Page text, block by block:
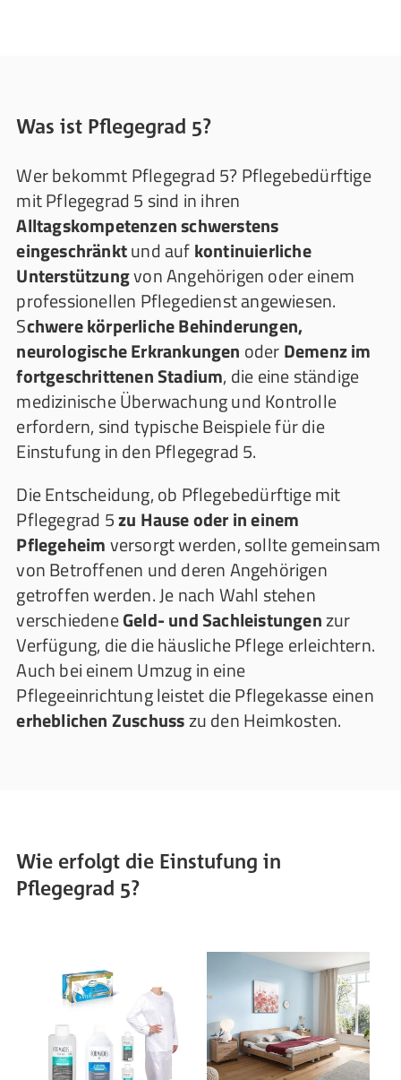
Was ist Pflegegrad 5?
Wer bekommt Pflegegrad 5? Pflegebedürftige
mit Pflegegrad 5 sind in ihren
Alltagskompetenzen schwerstens
eingeschränktund aufkontinuierliche
Unterstützungvon Angehörigen oder einem
professionellen Pflegedienst angewiesen.
Schwere körperliche Behinderungen,
neurologische Erkrankungen oderDemenz im
fortgeschrittenen Stadium, die eine ständige
medizinische Überwachung und Kontrolle
erfordern, sind typische Beispiele für die
Einstufung in den Pflegegrad 5.
Die Entscheidung, ob Pflegebedürftige mit
Pflegegrad 5zu Hause oder in einem
Pflegeheimversorgt werden, sollte gemeinsam
von Betroffenen und deren Angehörigen
getroffen werden. Je nach Wahl stehen
verschiedeneGeld- und Sachleistungenzur
Verfügung, die die häusliche Pflege erleichtern.
Auch bei einem Umzug in eine
Pflegeeinrichtung leistet die Pflegekasse einen
erheblichen Zuschusszu den Heimkosten.
Wie erfolgt die Einstufung in
Pflegegrad 5?